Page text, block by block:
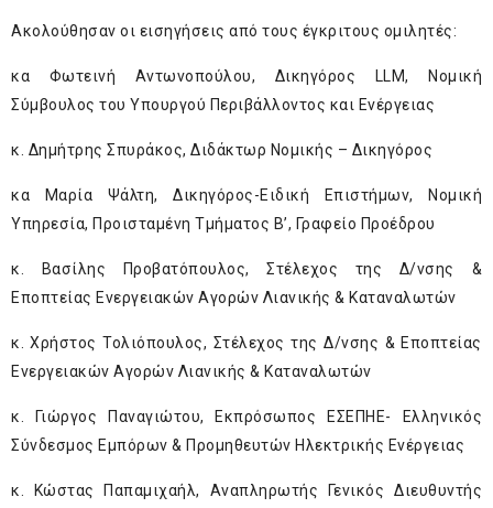
Ακολούθησαν οι εισηγήσεις από τους έγκριτους ομιλητές:
κα Φωτεινή Αντωνοπούλου, Δικηγόρος LLM, Νομική
Σύμβουλος του Υπουργού Περιβάλλοντος και Ενέργειας
κ. Δημήτρης Σπυράκος, Διδάκτωρ Νομικής – Δικηγόρος
κα Μαρία Ψάλτη, Δικηγόρος-Ειδική Επιστήμων, Νομική
Υπηρεσία, Προισταμένη Τμήματος Β’, Γραφείο Προέδρου
κ. Βασίλης Προβατόπουλος, Στέλεχος της Δ/νσης &
Εποπτείας Ενεργειακών Αγορών Λιανικής & Καταναλωτών
κ. Χρήστος Τολιόπουλος, Στέλεχος της Δ/νσης & Εποπτείας
Ενεργειακών Αγορών Λιανικής & Καταναλωτών
κ. Γιώργος Παναγιώτου, Εκπρόσωπος ΕΣΕΠΗΕ- Ελληνικός
Σύνδεσμος Εμπόρων & Προμηθευτών Ηλεκτρικής Ενέργειας
κ. Κώστας Παπαμιχαήλ, Αναπληρωτής Γενικός Διευθυντής